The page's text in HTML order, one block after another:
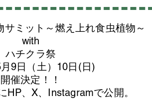
ミット～燃え上れ食虫植物～
with
​ハチクラ祭
9日（土）10日(日)
​開催決定！！
HP、X、Instagramで公開。